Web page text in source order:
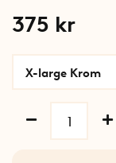
375 kr
X-large Krom